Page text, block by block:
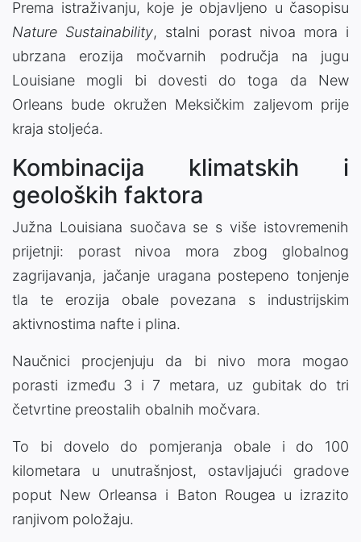
Prema istraživanju, koje je objavljeno u časopisu
Nature Sustainability, stalni porast nivoa mora i
ubrzana erozija močvarnih područja na jugu
Louisiane mogli bi dovesti do toga da New
Orleans bude okružen Meksičkim zaljevom prije
kraja stoljeća.
Kombinacija klimatskih i
geoloških faktora
Južna Louisiana suočava se s više istovremenih
prijetnji: porast nivoa mora zbog globalnog
zagrijavanja, jačanje uragana postepeno tonjenje
tla te erozija obale povezana s industrijskim
aktivnostima nafte i plina.
Naučnici procjenjuju da bi nivo mora mogao
porasti između 3 i 7 metara, uz gubitak do tri
četvrtine preostalih obalnih močvara.
To bi dovelo do pomjeranja obale i do 100
kilometara u unutrašnjost, ostavljajući gradove
poput New Orleansa i Baton Rougea u izrazito
ranjivom položaju.